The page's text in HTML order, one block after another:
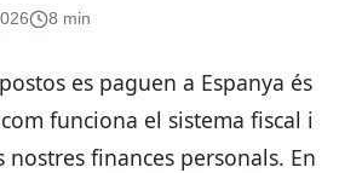
8 min
es paguen a Espanya és
funciona el sistema fiscal i
finances personals. En